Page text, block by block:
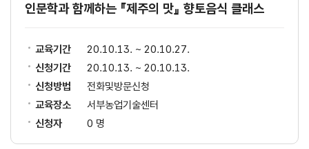
인문학과 함께하는 『제주의 맛』 향토음식 클래스
교육기간
20.10.13. ~ 20.10.27.
신청기간
20.10.13. ~ 20.10.13.
신청방법
전화및방문신청
교육장소
서부농업기술센터
신청자
0 명